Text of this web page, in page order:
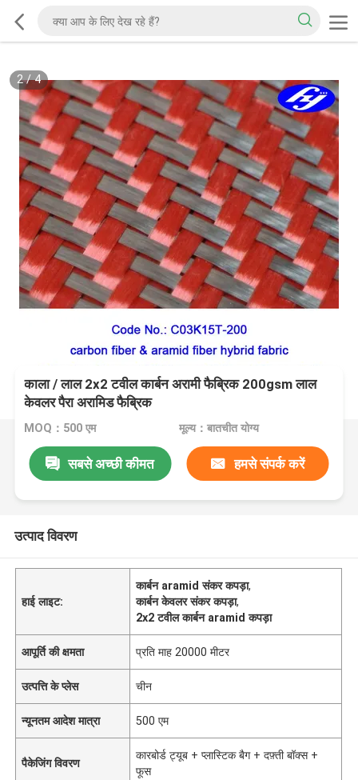
2/4
काला / लाल 2x2 टवील कार्बन अरामी फैब्रिक 200gsm लाल
केवलर पैरा अरामिड फैब्रिक
MOQ：500 एम मूल्य：बातचीत योग्य
सबसे अच्छी कीमत हमसे संपर्क करें
उत्पाद विवरण
हाई लाइट:
कार्बन aramid संकर कपड़ा,
कार्बन केवलर संकर कपड़ा,
2x2 टवील कार्बन aramid कपड़ा
आपूर्ति की क्षमता प्रति माह 20000 मीटर
उत्पत्ति के प्लेस चीन
न्यूनतम आदेश मात्रा 500 एम
पैकेजिंग विवरण
कारबोर्ड ट्यूब + प्लास्टिक बैग + दफ़्ती बॉक्स +
फूस